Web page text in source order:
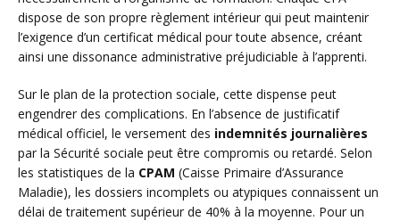
dispose de son propre règlement intérieur qui peut maintenir
l’exigence d’un certificat médical pour toute absence, créant
ainsi une dissonance administrative préjudiciable à l’apprenti.
Sur le plan de la protection sociale, cette dispense peut
engendrer des complications. En l’absence de justificatif
médical officiel, le versement des indemnités journalières
par la Sécurité sociale peut être compromis ou retardé. Selon
les statistiques de la CPAM (Caisse Primaire d’Assurance
Maladie), les dossiers incomplets ou atypiques connaissent un
délai de traitement supérieur de 40% à la moyenne. Pour un